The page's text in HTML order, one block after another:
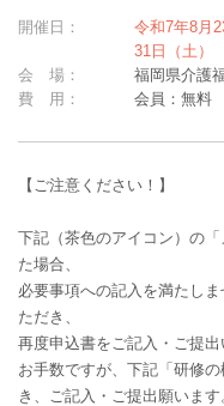
開催日：
令和7年8月
31日（土）
会 場：
福岡県介護
費 用：
会員：無料
【ご注意ください！】
下記（茶色のアイコン）の
た場合、
必要事項への記入を満たし
ただき、
再度申込書をご記入・ご提
お手数ですが、下記「研修
き、ご記入・ご提出願います